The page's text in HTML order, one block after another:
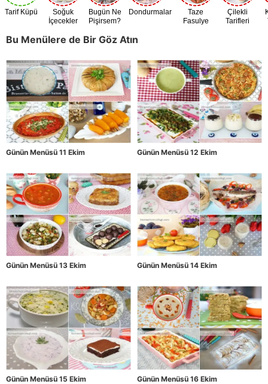
Tarif Küpü
Soğuk
İçecekler
Bugün Ne
Pişirsem?
Dondurmalar
Taze
Fasulye
Çilekli
Tarifleri
Bu Menülere de Bir Göz Atın
Günün Menüsü 11 Ekim Günün Menüsü 12 Ekim
Günün Menüsü 13 Ekim Günün Menüsü 14 Ekim
Günün Menüsü 15 Ekim Günün Menüsü 16 Ekim